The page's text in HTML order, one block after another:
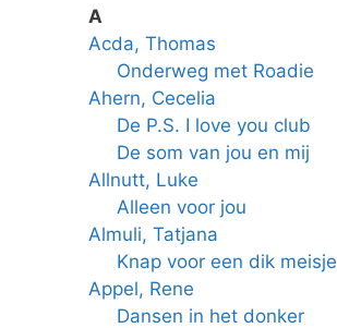
A
Acda, Thomas
Onderweg met Roadie
Ahern, Cecelia
De P.S. I love you club
De som van jou en mij
Allnutt, Luke
Alleen voor jou
Almuli, Tatjana
Knap voor een dik meisje
Appel, Rene
Dansen in het donker